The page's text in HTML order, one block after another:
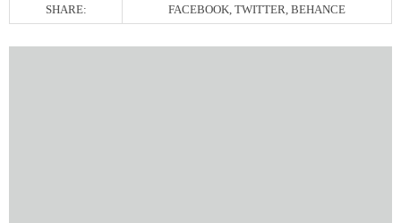
SHARE: FACEBOOK, TWITTER, BEHANCE